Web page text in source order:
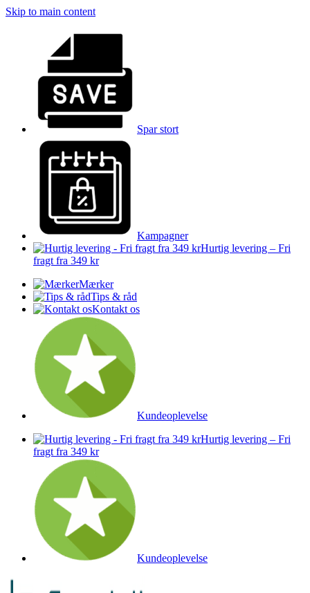
Skip to main content
Spar stort
Kampagner
Hurtig levering – Fri
fragt fra 349 kr
Mærker
Tips & råd
Kontakt os
Kundeoplevelse
Hurtig levering – Fri
fragt fra 349 kr
Kundeoplevelse